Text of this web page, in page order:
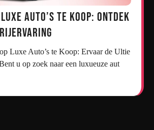
Auto’s te Koop: Ontdek
u op zoek naar een luxueuze aut